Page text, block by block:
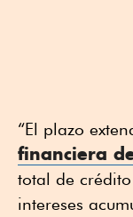
“El plazo
financiera
total de
intereses